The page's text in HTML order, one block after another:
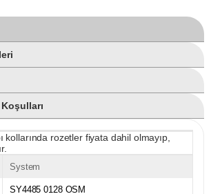
kollarında rozetler fiyata dahil olmayıp,
System
SY4485 0128 OSM